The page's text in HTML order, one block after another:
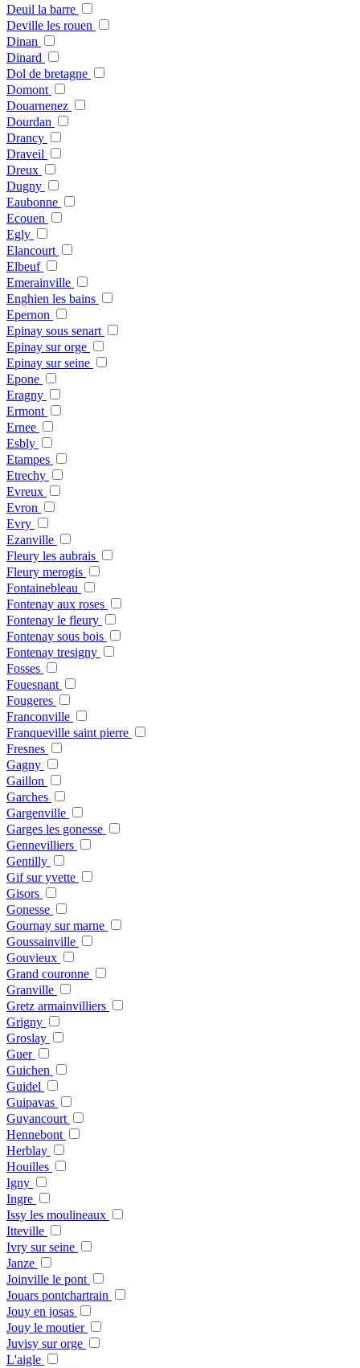
Deuil la barre
Deville les rouen
Dinan
Dinard
Dol de bretagne
Domont
Douarnenez
Dourdan
Drancy
Draveil
Dreux
Dugny
Eaubonne
Ecouen
Egly
Elancourt
Elbeuf
Emerainville
Enghien les bains
Epernon
Epinay sous senart
Epinay sur orge
Epinay sur seine
Epone
Eragny
Ermont
Ernee
Esbly
Etampes
Etrechy
Evreux
Evron
Evry
Ezanville
Fleury les aubrais
Fleury merogis
Fontainebleau
Fontenay aux roses
Fontenay le fleury
Fontenay sous bois
Fontenay tresigny
Fosses
Fouesnant
Fougeres
Franconville
Franqueville saint pierre
Fresnes
Gagny
Gaillon
Garches
Gargenville
Garges les gonesse
Gennevilliers
Gentilly
Gif sur yvette
Gisors
Gonesse
Gournay sur marne
Goussainville
Gouvieux
Grand couronne
Granville
Gretz armainvilliers
Grigny
Groslay
Guer
Guichen
Guidel
Guipavas
Guyancourt
Hennebont
Herblay
Houilles
Igny
Ingre
Issy les moulineaux
Itteville
Ivry sur seine
Janze
Joinville le pont
Jouars pontchartrain
Jouy en josas
Jouy le moutier
Juvisy sur orge
L'aigle